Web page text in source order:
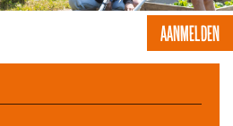
AANMELDEN